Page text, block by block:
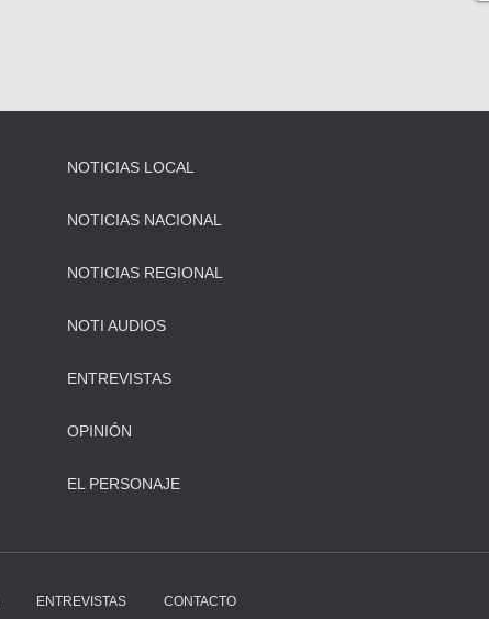
NOTICIAS LOCAL
NOTICIAS NACIONAL
NOTICIAS REGIONAL
NOTI AUDIOS
ENTREVISTAS
OPINIÓN
EL PERSONAJE
ENTREVISTAS CONTACTO